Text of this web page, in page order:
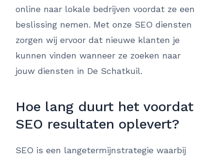
online naar lokale bedrijven voordat ze een
beslissing nemen. Met onze SEO diensten
zorgen wij ervoor dat nieuwe klanten je
kunnen vinden wanneer ze zoeken naar
jouw diensten in De Schatkuil.
Hoe lang duurt het voordat
SEO resultaten oplevert?
SEO is een langetermijnstrategie waarbij